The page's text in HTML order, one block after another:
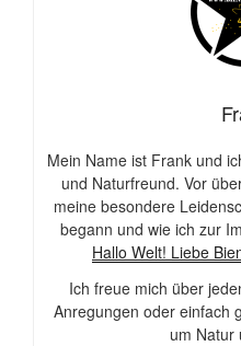
Mein Name ist Frank und
und Naturfreund. Vor
meine besondere
begann und wie ich zur
Hallo Welt! Liebe
Ich freue mich über
Anregungen oder einfach
um Natur